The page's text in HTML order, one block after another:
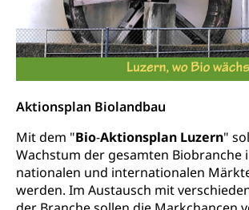
Aktionsplan Biolandbau
Mit dem "Bio-Aktionsplan Luzern"
Wachstum der gesamten Biobranche
nationalen und internationalen
werden. Im Austausch mit